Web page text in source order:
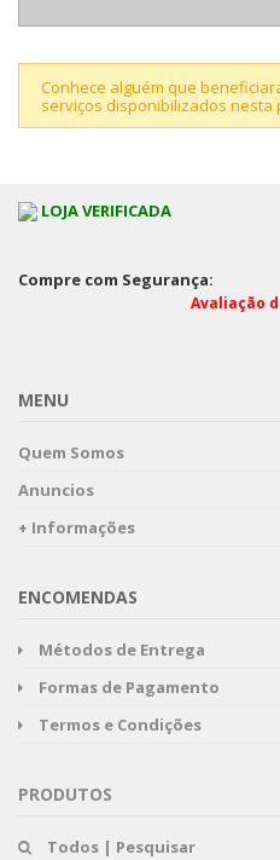
Conhece alguém que
serviços disponibilizados nesta
LOJA VERIFICADA
Compre com Segurança:
Avaliação
MENU
Quem Somos
Anuncios
+ Informações
ENCOMENDAS
Métodos de Entrega
Formas de Pagamento
Termos e Condições
PRODUTOS
Todos | Pesquisar